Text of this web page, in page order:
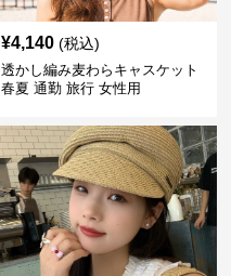
¥4,140 (税込)
透かし編み麦わらキャスケット
春夏 通勤 旅行 女性用